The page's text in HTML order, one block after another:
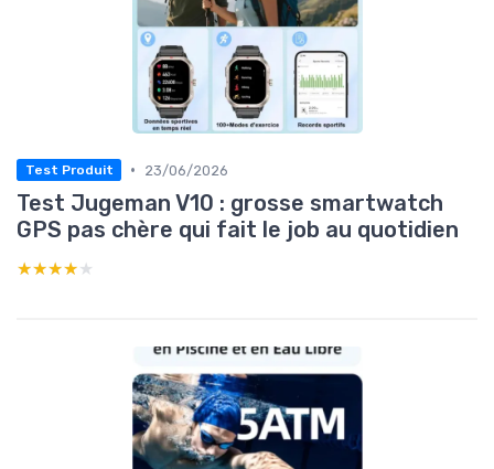
Test Produit • 23/06/2026
Test Jugeman V10 : grosse smartwatch
GPS pas chère qui fait le job au quotidien
★★★★★
★★★★★